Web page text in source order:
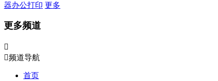
器办公打印 更多
更多频道

频道导航
首页